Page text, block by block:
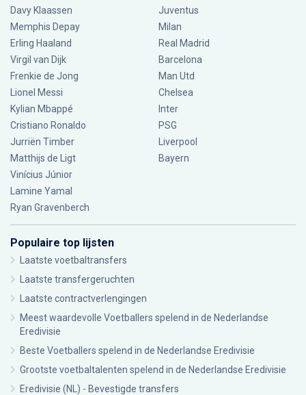
Davy Klaassen
Memphis Depay
Erling Haaland
Virgil van Dijk
Frenkie de Jong
Lionel Messi
Kylian Mbappé
Cristiano Ronaldo
Jurriën Timber
Matthijs de Ligt
Vinícius Júnior
Lamine Yamal
Ryan Gravenberch
Juventus
Milan
Real Madrid
Barcelona
Man Utd
Chelsea
Inter
PSG
Liverpool
Bayern
Populaire top lijsten
Laatste voetbaltransfers
Laatste transfergeruchten
Laatste contractverlengingen
Meest waardevolle Voetballers spelend in de Nederlandse
Eredivisie
Beste Voetballers spelend in de Nederlandse Eredivisie
Grootste voetbaltalenten spelend in de Nederlandse Eredivisie
Eredivisie (NL) - Bevestigde transfers